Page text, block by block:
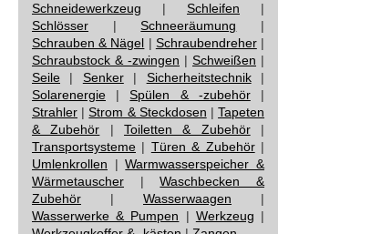
Schneidewerkzeug | Schleifen |
Schlösser |Schneeräumung |
Schrauben & Nägel | Schraubendreher|
Schraubstock & -zwingen | Schweißen |
Seile | Senker| Sicherheitstechnik|
Solarenergie |Spülen & -zubehör|
Strahler |Strom & Steckdosen |Tapeten
& Zubehör |Toiletten & Zubehör|
Transportsysteme | Türen & Zubehör|
Umlenkrollen |Warmwasserspeicher &
Wärmetauscher |Waschbecken &
Zubehör | Wasserwaagen |
Wasserwerke & Pumpen | Werkzeug |